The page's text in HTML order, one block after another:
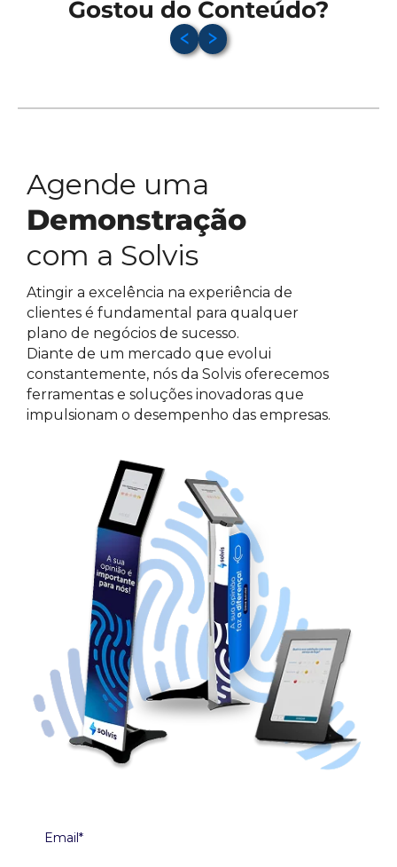
Gostou do Conteúdo?
Agende uma
Demonstração
com a Solvis
Atingir a excelência na experiência de
clientes é fundamental para qualquer
plano de negócios de sucesso.
Diante de um mercado que evolui
constantemente, nós da Solvis oferecemos
ferramentas e soluções inovadoras que
impulsionam o desempenho das empresas.
Email*